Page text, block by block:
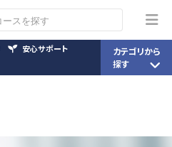
安心サポート
カテゴリから
探す